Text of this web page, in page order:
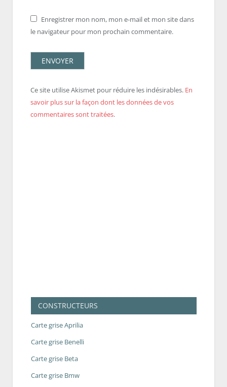
Enregistrer mon nom, mon e-mail et mon site dans
le navigateur pour mon prochain commentaire.
Ce site utilise Akismet pour réduire les indésirables. En
savoir plus sur la façon dont les données de vos
commentaires sont traitées.
CONSTRUCTEURS
Carte grise Aprilia
Carte grise Benelli
Carte grise Beta
Carte grise Bmw